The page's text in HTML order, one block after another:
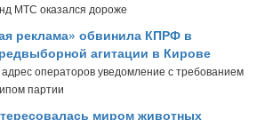
МТС оказался дороже
реклама» обвинила КПРФ в
агитации в Кирове
операторов уведомление с требованием
партии
миром животных